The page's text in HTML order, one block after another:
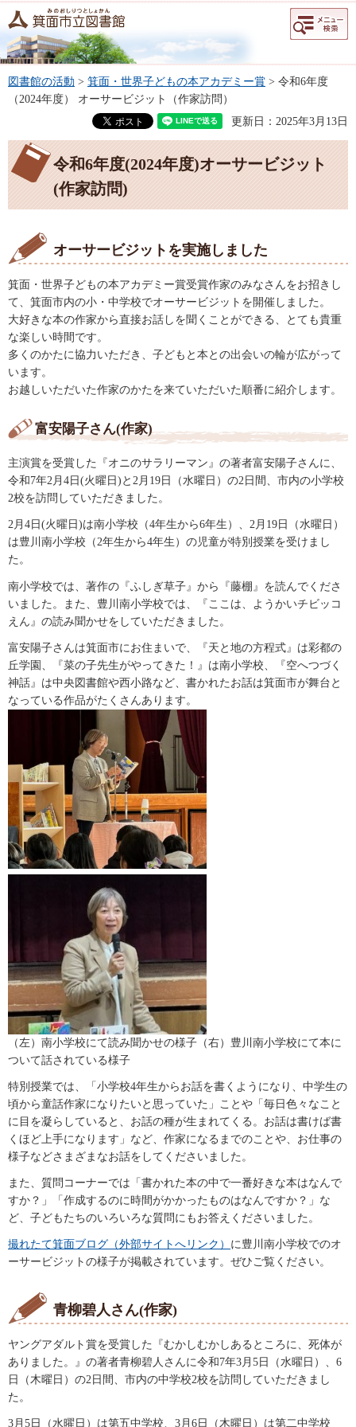
メニュー
検索
図書館の活動 > 箕面・世界子どもの本アカデミー賞 > 令和6年度
（2024年度） オーサービジット（作家訪問）
更新日：2025年3月13日
令和6年度(2024年度)オーサービジット
(作家訪問)
オーサービジットを実施しました
箕面・世界子どもの本アカデミー賞受賞作家のみなさんをお招きし
て、箕面市内の小・中学校でオーサービジットを開催しました。
大好きな本の作家から直接お話しを聞くことができる、とても貴重
な楽しい時間です。
多くのかたに協力いただき、子どもと本との出会いの輪が広がって
います。
お越しいただいた作家のかたを来ていただいた順番に紹介します。
富安陽子さん(作家)
主演賞を受賞した『オニのサラリーマン』の著者富安陽子さんに、
令和7年2月4日(火曜日)と2月19日（水曜日）の2日間、市内の小学校
2校を訪問していただきました。
2月4日(火曜日)は南小学校（4年生から6年生）、2月19日（水曜日）
は豊川南小学校（2年生から4年生）の児童が特別授業を受けまし
た。
南小学校では、著作の『ふしぎ草子』から『藤棚』を読んでくださ
いました。また、豊川南小学校では、『ここは、ようかいチビッコ
えん』の読み聞かせをしていただきました。
富安陽子さんは箕面市にお住まいで、『天と地の方程式』は彩都の
丘学園、『菜の子先生がやってきた！』は南小学校、『空へつづく
神話』は中央図書館や西小路など、書かれたお話は箕面市が舞台と
なっている作品がたくさんあります。
（左）南小学校にて読み聞かせの様子（右）豊川南小学校にて本に
ついて話されている様子
特別授業では、「小学校4年生からお話を書くようになり、中学生の
頃から童話作家になりたいと思っていた」ことや「毎日色々なこと
に目を凝らしていると、お話の種が生まれてくる。お話は書けば書
くほど上手になります」など、作家になるまでのことや、お仕事の
様子などさまざまなお話をしてくださいました。
また、質問コーナーでは「書かれた本の中で一番好きな本はなんで
すか？」「作成するのに時間がかかったものはなんですか？」な
ど、子どもたちのいろいろな質問にもお答えくださいました。
撮れたて箕面ブログ（外部サイトへリンク） に豊川南小学校でのオ
ーサービジットの様子が掲載されています。ぜひご覧ください。
青柳碧人さん(作家)
ヤングアダルト賞を受賞した『むかしむかしあるところに、死体が
ありました。』の著者青柳碧人さんに令和7年3月5日（水曜日）、6
日（木曜日）の2日間、市内の中学校2校を訪問していただきまし
た。
3月5日（水曜日）は第五中学校、3月6日（木曜日）は第二中学校